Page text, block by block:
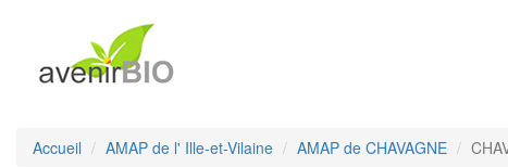
Accueil AMAP de l' Ille-et-Vilaine AMAP de CHAVAGNE